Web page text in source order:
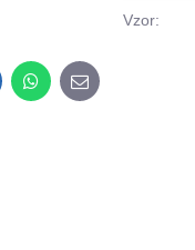
Vzor:
WhatsApp
E-
mail